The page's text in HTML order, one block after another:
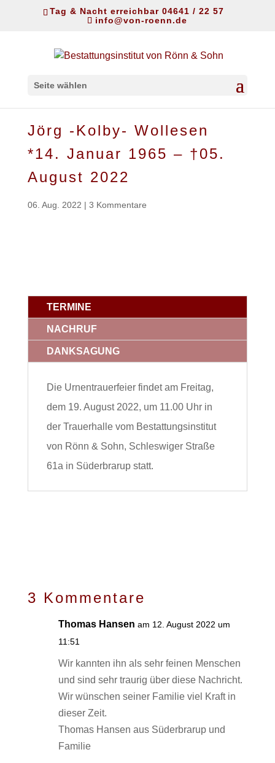
Tag & Nacht erreichbar 04641 / 22 57
info@von-roenn.de
Seite wählen
Jörg -Kolby- Wollesen
*14. Januar 1965 – †05.
August 2022
06. Aug. 2022 | 3 Kommentare
TERMINE
NACHRUF
DANKSAGUNG
Die Urnentrauerfeier findet am Freitag,
dem 19. August 2022, um 11.00 Uhr in
der Trauerhalle vom Bestattungsinstitut
von Rönn & Sohn, Schleswiger Straße
61a in Süderbrarup statt.
3 Kommentare
Thomas Hansen am 12. August 2022 um
11:51
Wir kannten ihn als sehr feinen Menschen
und sind sehr traurig über diese Nachricht.
Wir wünschen seiner Familie viel Kraft in
dieser Zeit.
Thomas Hansen aus Süderbrarup und
Familie